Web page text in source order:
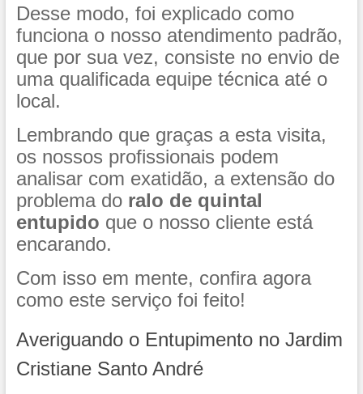
Desse modo, foi explicado como
funciona o nosso atendimento padrão,
que por sua vez, consiste no envio de
uma qualificada equipe técnica até o
local.
Lembrando que graças a esta visita,
os nossos profissionais podem
analisar com exatidão, a extensão do
problema do ralo de quintal
entupido que o nosso cliente está
encarando.
Com isso em mente, confira agora
como este serviço foi feito!
Averiguando o Entupimento no Jardim
Cristiane Santo André